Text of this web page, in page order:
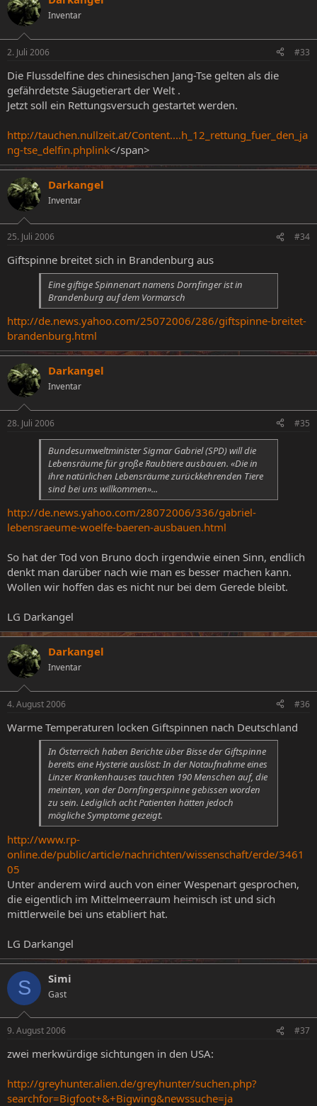
Inventar
2. Juli 2006 #33
Die Flussdelfine des chinesischen Jang-Tse gelten als die
gefährdetste Säugetierart der Welt .
Jetzt soll ein Rettungsversuch gestartet werden.
http://tauchen.nullzeit.at/Content....h_12_rettung_fuer_den_ja
ng-tse_delfin.phplink</span>
Darkangel
Inventar
25. Juli 2006 #34
Giftspinne breitet sich in Brandenburg aus
Eine giftige Spinnenart namens Dornfinger ist in
Brandenburg auf dem Vormarsch
http://de.news.yahoo.com/25072006/286/giftspinne-breitet-
brandenburg.html
Darkangel
Inventar
28. Juli 2006 #35
Bundesumweltminister Sigmar Gabriel (SPD) will die
Lebensräume für große Raubtiere ausbauen. «Die in
ihre natürlichen Lebensräume zurückkehrenden Tiere
sind bei uns willkommen»...
http://de.news.yahoo.com/28072006/336/gabriel-
lebensraeume-woelfe-baeren-ausbauen.html
So hat der Tod von Bruno doch irgendwie einen Sinn, endlich
denkt man darüber nach wie man es besser machen kann.
Wollen wir hoffen das es nicht nur bei dem Gerede bleibt.
LG Darkangel
Darkangel
Inventar
4. August 2006 #36
Warme Temperaturen locken Giftspinnen nach Deutschland
In Österreich haben Berichte über Bisse der Giftspinne
bereits eine Hysterie auslöst: In der Notaufnahme eines
Linzer Krankenhauses tauchten 190 Menschen auf, die
meinten, von der Dornfingerspinne gebissen worden
zu sein. Lediglich acht Patienten hätten jedoch
mögliche Symptome gezeigt.
http://www.rp-
online.de/public/article/nachrichten/wissenschaft/erde/3461
05
Unter anderem wird auch von einer Wespenart gesprochen,
die eigentlich im Mittelmeerraum heimisch ist und sich
mittlerweile bei uns etabliert hat.
LG Darkangel
S Simi
Gast
9. August 2006 #37
zwei merkwürdige sichtungen in den USA:
http://greyhunter.alien.de/greyhunter/suchen.php?
searchfor=Bigfoot+&+Bigwing&newssuche=ja